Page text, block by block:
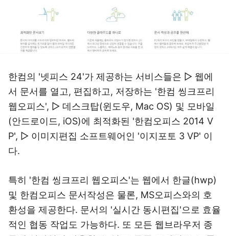
한컴의 '넷피스 24'가 제공하는 서비스들은 ▷ 웹에
서 문서를 열고, 편집하고, 저장하는 '한컴 씽크프리
웹오피스', ▷ 데스크탑(윈도우, Mac OS) 및 모바일
(안드로이드, iOS)에 최적화된 '한컴오피스 2014 V
P', ▷ 이미지편집 소프트웨어인 '이지포토 3 VP' 이
다.
특히 '한컴 씽크프리 웹오피스'는 웹에서 한글(hwp)
및 한컴오피스 문서작성은 물론, MS오피스와의 호
환성을 제공한다. 문서의 '실시간 동시편집'으로 효율
적인 협동 작업도 가능하다. 또 모든 웹브라우저 종